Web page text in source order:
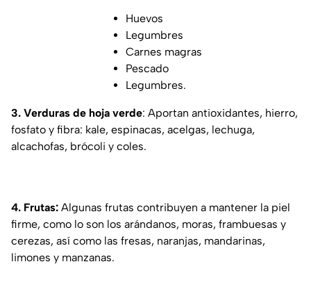
Huevos
Legumbres
Carnes magras
Pescado
Legumbres.
3. Verduras de hoja verde: Aportan antioxidantes, hierro,
fosfato y fibra: kale, espinacas, acelgas, lechuga,
alcachofas, brócoli y coles.
4. Frutas: Algunas frutas contribuyen a mantener la piel
firme, como lo son los arándanos, moras, frambuesas y
cerezas, así como las fresas, naranjas, mandarinas,
limones y manzanas.